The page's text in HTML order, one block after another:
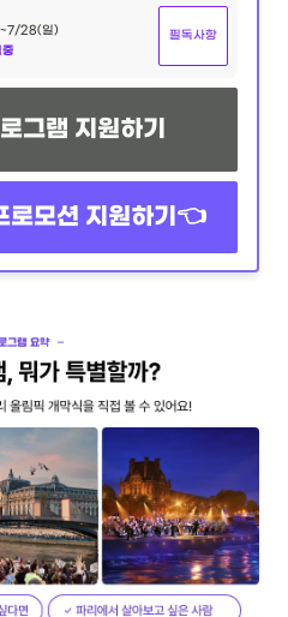
28(일)
필독사항
그램 지원하기
로모션 지원하기👈